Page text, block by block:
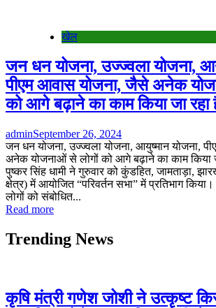
खेल
जन धन योजना, उज्ज्वला योजना,
पीएम आवास योजना, जैसे अनेक
को आगे बढ़ाने का काम किया जा रहा
adminSeptember 26, 2024
जन धन योजना, उज्ज्वला योजना, आयुष्मान योजना,
अनेक योजनाओं से लोगों को आगे बढ़ाने का काम
पुष्कर सिंह धामी ने गुरुवार को कुंडहित, जामताड़ा,
क्षेत्र) में आयोजित “परिवर्तन सभा” में प्रतिभाग
लोगों को संबोधित...
Read more
Trending News
कृषि मंत्री गणेश जोशी ने उत्कृष्ट